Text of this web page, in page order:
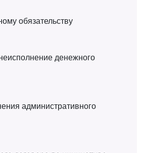
обязательству
денежного
административного